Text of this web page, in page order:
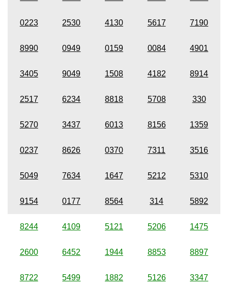
0223 2530 4130 5617 7190
8990 0949 0159 0084 4901
3405 9049 1508 4182 8914
2517 6234 8818 5708 330
5270 3437 6013 8156 1359
0237 8626 0370 7311 3516
5049 7634 1647 5212 5310
9154 0177 8564 314 5892
8244 4109 5121 5206 1475
2600 6452 1944 8853 8897
8722 5499 1882 5126 3347